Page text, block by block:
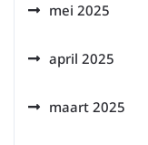
mei 2025
april 2025
maart 2025